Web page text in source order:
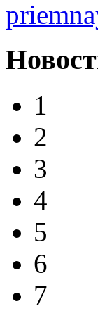
1
2
3
4
5
6
7